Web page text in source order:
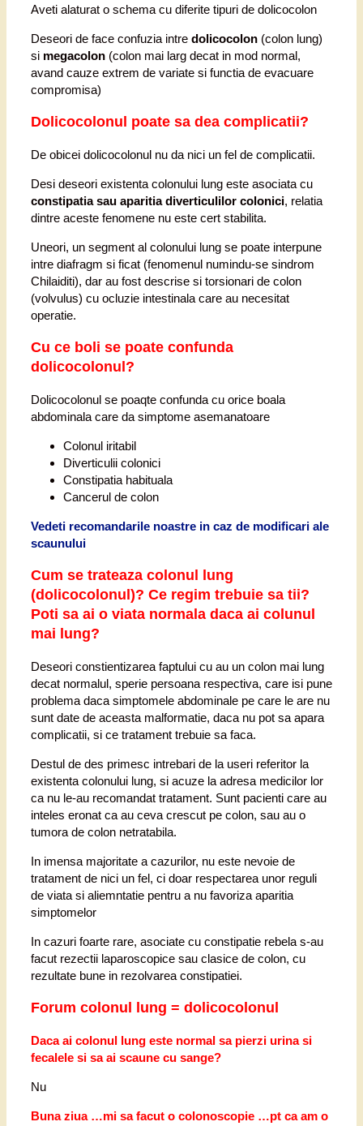
Aveti alaturat o schema cu diferite tipuri de dolicocolon
Deseori de face confuzia intre dolicocolon (colon lung)
si megacolon (colon mai larg decat in mod normal,
avand cauze extrem de variate si functia de evacuare
compromisa)
Dolicocolonul poate sa dea complicatii?
De obicei dolicocolonul nu da nici un fel de complicatii.
Desi deseori existenta colonului lung este asociata cu
constipatia sau aparitia diverticulilor colonici, relatia
dintre aceste fenomene nu este cert stabilita.
Uneori, un segment al colonului lung se poate interpune
intre diafragm si ficat (fenomenul numindu-se sindrom
Chilaiditi), dar au fost descrise si torsionari de colon
(volvulus) cu ocluzie intestinala care au necesitat
operatie.
Cu ce boli se poate confunda
dolicocolonul?
Dolicocolonul se poaqte confunda cu orice boala
abdominala care da simptome asemanatoare
Colonul iritabil
Diverticulii colonici
Constipatia habituala
Cancerul de colon
Vedeti recomandarile noastre in caz de modificari ale
scaunului
Cum se trateaza colonul lung
(dolicocolonul)? Ce regim trebuie sa tii?
Poti sa ai o viata normala daca ai colunul
mai lung?
Deseori constientizarea faptului cu au un colon mai lung
decat normalul, sperie persoana respectiva, care isi pune
problema daca simptomele abdominale pe care le are nu
sunt date de aceasta malformatie, daca nu pot sa apara
complicatii, si ce tratament trebuie sa faca.
Destul de des primesc intrebari de la useri referitor la
existenta colonului lung, si acuze la adresa medicilor lor
ca nu le-au recomandat tratament. Sunt pacienti care au
inteles eronat ca au ceva crescut pe colon, sau au o
tumora de colon netratabila.
In imensa majoritate a cazurilor, nu este nevoie de
tratament de nici un fel, ci doar respectarea unor reguli
de viata si aliemntatie pentru a nu favoriza aparitia
simptomelor
In cazuri foarte rare, asociate cu constipatie rebela s-au
facut rezectii laparoscopice sau clasice de colon, cu
rezultate bune in rezolvarea constipatiei.
Forum colonul lung = dolicocolonul
Daca ai colonul lung este normal sa pierzi urina si
fecalele si sa ai scaune cu sange?
Nu
Buna ziua …mi sa facut o colonoscopie …pt ca am o